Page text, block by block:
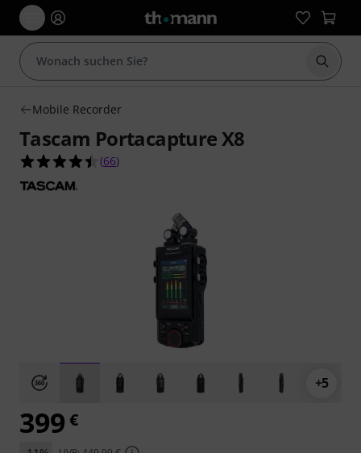
Suche
Mobile Recorder
Tascam Portacapture X8
4.4 von 5 Sternen aus 66 Kundenbewertungen
(66)
+5
399 €